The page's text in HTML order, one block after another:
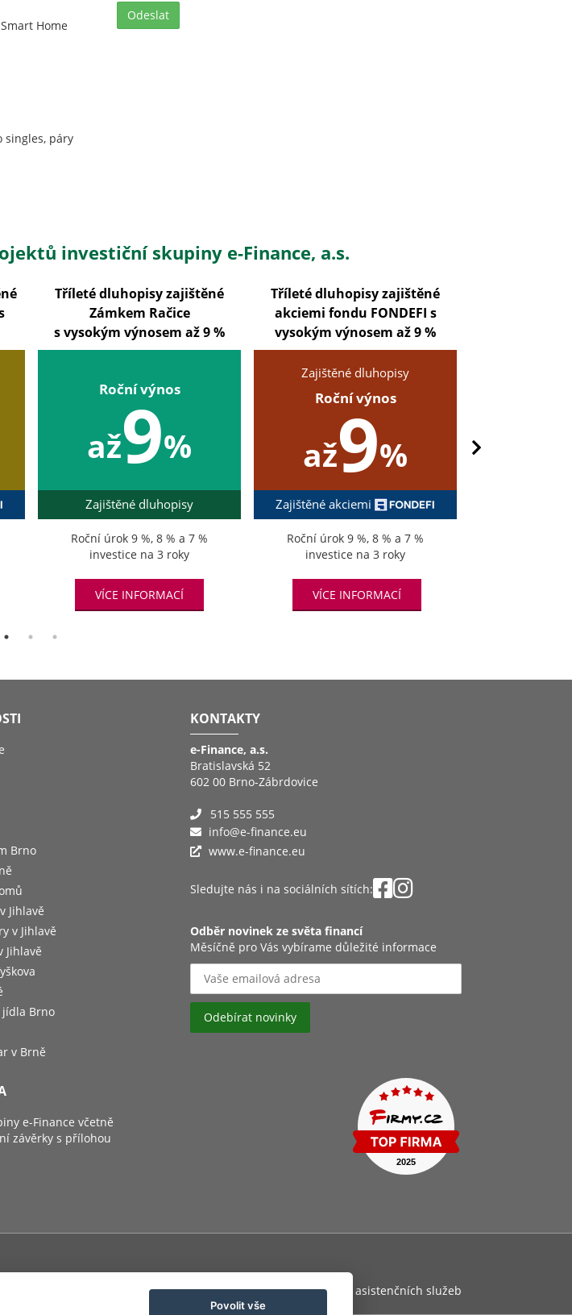
Home
singles, páry
investiční skupiny e-Finance, a.s.
Tříleté dluhopisy zajištěné
Zámkem Račice
s vysokým výnosem až 9 %
Roční výnos
až9%
Zajištěné dluhopisy
Roční úrok 9 %, 8 % a 7 %
investice na 3 roky
VÍCE INFORMACÍ
Tříleté dluhopisy zajištěné
akciemi fondu FONDEFI s
vysokým výnosem až 9 %
Zajištěné dluhopisy
Roční výnos
až9%
Zajištěné akciemi
Roční úrok 9 %, 8 % a 7 %
investice na 3 roky
VÍCE INFORMACÍ
Brno
Jihlavě
v Jihlavě
Jihlavě
jídla Brno
v Brně
e-Finance včetně
závěrky s přílohou
KONTAKTY
e-Finance, a.s.
Bratislavská 52
602 00 Brno-Zábrdovice
515 555 555
info@e-finance.eu
www.e-finance.eu
Sledujte nás i na sociálních sítích:
Odběr novinek ze světa financí
Měsíčně pro Vás vybírame důležité informace
Pojištění odpovědnosti zaměstnancePojištění asistenčních služeb
Povolit vše